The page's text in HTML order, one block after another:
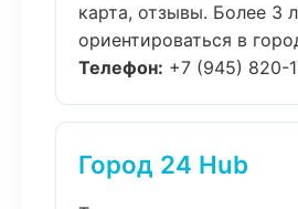
карта, отзывы. Более 3
ориентироваться в
Телефон: +7 (945) 820-
Город 24 Hub